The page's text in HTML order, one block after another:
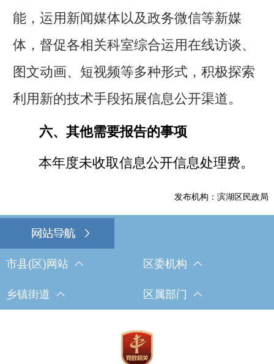
能，运用新闻媒体以及政务微信等新媒
体，督促各相关科室综合运用在线访谈、
图文动画、短视频等多种形式，积极探索
利用新的技术手段拓展信息公开渠道。
六、其他需要报告的事项
本年度未收取信息公开信息处理费。
发布机构：滨湖区民政局
市县(区)网站 区委机构
乡镇街道 区属部门